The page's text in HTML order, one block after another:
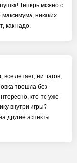
Теперь можно с
максимума, никаких
как надо.
летает, ни лагов,
прошла без
кто-то уже
внутри игры?
другие аспекты